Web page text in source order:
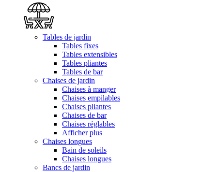
Tables de jardin
Tables fixes
Tables extensibles
Tables pliantes
Tables de bar
Chaises de jardin
Chaises à manger
Chaises empilables
Chaises pliantes
Chaises de bar
Chaises réglables
Afficher plus
Chaises longues
Bain de soleils
Chaises longues
Bancs de jardin